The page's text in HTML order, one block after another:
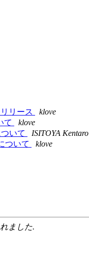
リリース
klove
て
klove
ついて
ISITOYA Kentaro
ついて
klove
ました.